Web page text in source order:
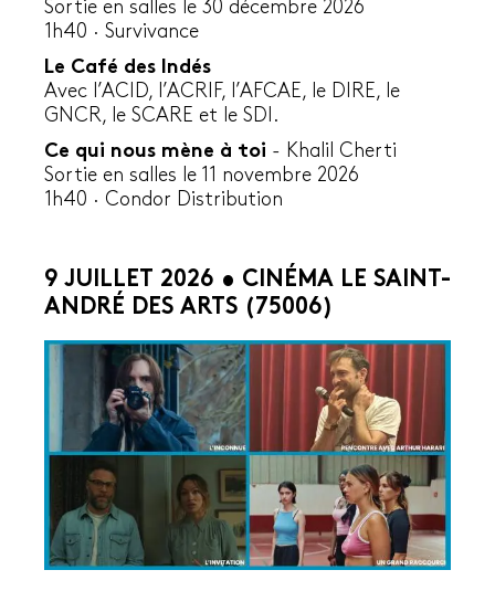
Sortie en salles le 30 décembre 2026
1h40 · Survivance
Le Café des Indés
Avec l’ACID, l’ACRIF, l’AFCAE, le DIRE, le
GNCR, le SCARE et le SDI.
Ce qui nous mène à toi - Khalil Cherti
Sortie en salles le 11 novembre 2026
1h40 · Condor Distribution
9 JUILLET 2026 • CINÉMA LE SAINT-
ANDRÉ DES ARTS (75006)